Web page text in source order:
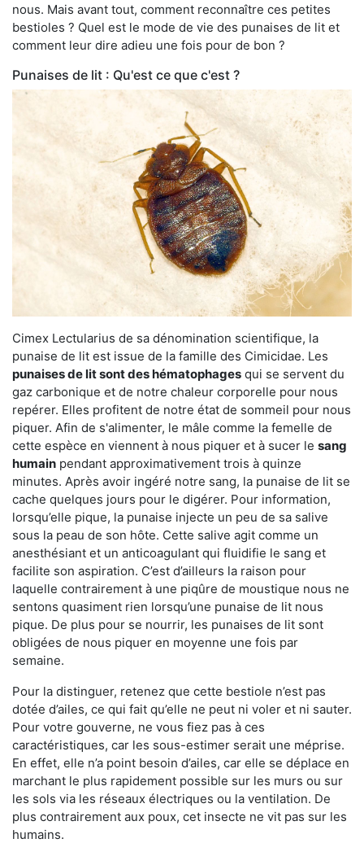
nous. Mais avant tout, comment reconnaître ces petites
bestioles ? Quel est le mode de vie des punaises de lit et
comment leur dire adieu une fois pour de bon ?
Punaises de lit : Qu'est ce que c'est ?
Cimex Lectularius de sa dénomination scientifique, la
punaise de lit est issue de la famille des Cimicidae. Les
punaises de lit sont des hématophages qui se servent du
gaz carbonique et de notre chaleur corporelle pour nous
repérer. Elles profitent de notre état de sommeil pour nous
piquer. Afin de s'alimenter, le mâle comme la femelle de
cette espèce en viennent à nous piquer et à sucer le sang
humain pendant approximativement trois à quinze
minutes. Après avoir ingéré notre sang, la punaise de lit se
cache quelques jours pour le digérer. Pour information,
lorsqu’elle pique, la punaise injecte un peu de sa salive
sous la peau de son hôte. Cette salive agit comme un
anesthésiant et un anticoagulant qui fluidifie le sang et
facilite son aspiration. C’est d’ailleurs la raison pour
laquelle contrairement à une piqûre de moustique nous ne
sentons quasiment rien lorsqu’une punaise de lit nous
pique. De plus pour se nourrir, les punaises de lit sont
obligées de nous piquer en moyenne une fois par
semaine.
Pour la distinguer, retenez que cette bestiole n’est pas
dotée d’ailes, ce qui fait qu’elle ne peut ni voler et ni sauter.
Pour votre gouverne, ne vous fiez pas à ces
caractéristiques, car les sous-estimer serait une méprise.
En effet, elle n’a point besoin d’ailes, car elle se déplace en
marchant le plus rapidement possible sur les murs ou sur
les sols via les réseaux électriques ou la ventilation. De
plus contrairement aux poux, cet insecte ne vit pas sur les
humains.